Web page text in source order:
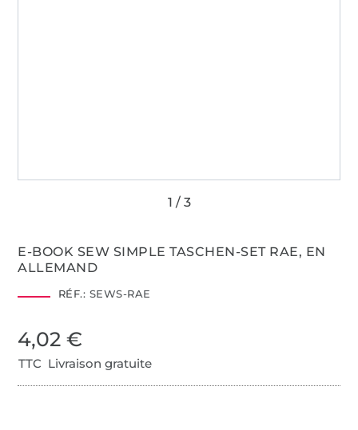
E-BOOK SEW SIMPLE TASCHEN-SET RAE, EN
ALLEMAND
RÉF.: SEWS-RAE
4,02 €
TTC Livraison gratuite